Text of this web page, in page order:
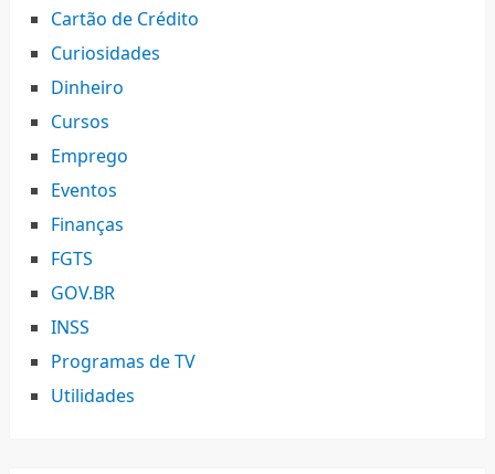
Cartão de Crédito
Curiosidades
Dinheiro
Cursos
Emprego
Eventos
Finanças
FGTS
GOV.BR
INSS
Programas de TV
Utilidades